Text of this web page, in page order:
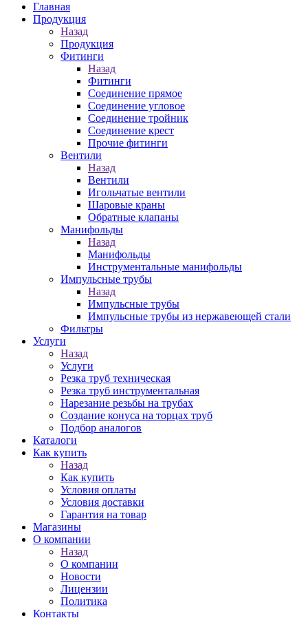
Главная
Продукция
Назад
Продукция
Фитинги
Назад
Фитинги
Соединение прямое
Соединение угловое
Соединение тройник
Соединение крест
Прочие фитинги
Вентили
Назад
Вентили
Игольчатые вентили
Шаровые краны
Обратные клапаны
Манифольды
Назад
Манифольды
Инструментальные манифольды
Импульсные трубы
Назад
Импульсные трубы
Импульсные трубы из нержавеющей стали
Фильтры
Услуги
Назад
Услуги
Резка труб техническая
Резка труб инструментальная
Нарезание резьбы на трубах
Создание конуса на торцах труб
Подбор аналогов
Каталоги
Как купить
Назад
Как купить
Условия оплаты
Условия доставки
Гарантия на товар
Магазины
О компании
Назад
О компании
Новости
Лицензии
Политика
Контакты